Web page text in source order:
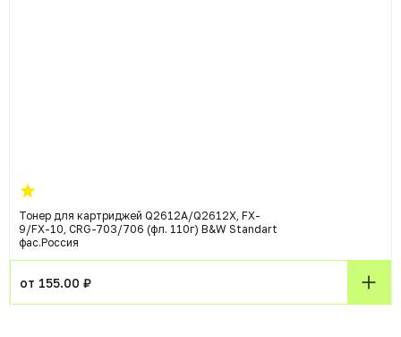
Тонер для картриджей Q2612A/Q2612X, FX-
9/FX-10, CRG-703/706 (фл. 110г) B&W Standart
фас.Россия
от 155.00 ₽